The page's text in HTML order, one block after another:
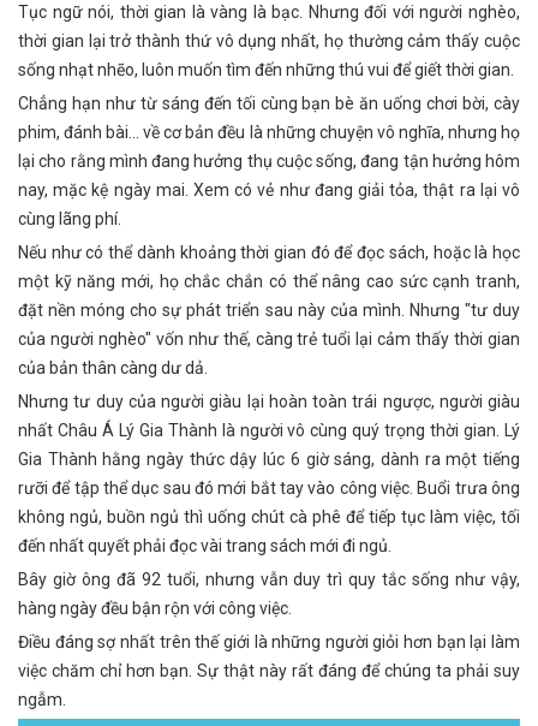
Tục ngữ nói, thời gian là vàng là bạc. Nhưng đối với người nghèo,
thời gian lại trở thành thứ vô dụng nhất, họ thường cảm thấy cuộc
sống nhạt nhẽo, luôn muốn tìm đến những thú vui để giết thời gian.
Chẳng hạn như từ sáng đến tối cùng bạn bè ăn uống chơi bời, cày
phim, đánh bài... về cơ bản đều là những chuyện vô nghĩa, nhưng họ
lại cho rằng mình đang hưởng thụ cuộc sống, đang tận hưởng hôm
nay, mặc kệ ngày mai. Xem có vẻ như đang giải tỏa, thật ra lại vô
cùng lãng phí.
Nếu như có thể dành khoảng thời gian đó để đọc sách, hoặc là học
một kỹ năng mới, họ chắc chắn có thể nâng cao sức cạnh tranh,
đặt nền móng cho sự phát triển sau này của mình. Nhưng "tư duy
của người nghèo" vốn như thế, càng trẻ tuổi lại cảm thấy thời gian
của bản thân càng dư dả.
Nhưng tư duy của người giàu lại hoàn toàn trái ngược, người giàu
nhất Châu Á Lý Gia Thành là người vô cùng quý trọng thời gian. Lý
Gia Thành hằng ngày thức dậy lúc 6 giờ sáng, dành ra một tiếng
rưỡi để tập thể dục sau đó mới bắt tay vào công việc. Buổi trưa ông
không ngủ, buồn ngủ thì uống chút cà phê để tiếp tục làm việc, tối
đến nhất quyết phải đọc vài trang sách mới đi ngủ.
Bây giờ ông đã 92 tuổi, nhưng vẫn duy trì quy tắc sống như vậy,
hàng ngày đều bận rộn với công việc.
Điều đáng sợ nhất trên thế giới là những người giỏi hơn bạn lại làm
việc chăm chỉ hơn bạn. Sự thật này rất đáng để chúng ta phải suy
ngẫm.